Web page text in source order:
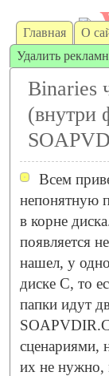
Главная О
Удалить
Binaries
(внутри
Всем
непонятную
в корне
появляется
нашел, у
диске C, то
папки идут
сценариями,
их не